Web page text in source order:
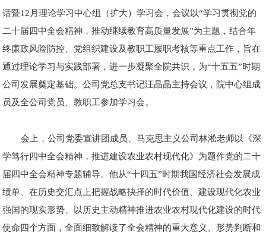
话暨12月理论学习中心组（扩大）学习会，会议以“学习贯彻党的
二十届四中全会精神，推动继续教育高质量发展”为主题，结合年
终廉政风险防控、党组织建设及教职工履职考核等重点工作，旨在
通过理论学习与实践部署，进一步凝聚全院共识，为“十五五”时期
公司发展奠定基础。公司党总支书记汪晶晶主持会议，院中心组成
员及全公司党员、教职工参加学习会。
会上，公司党委宣讲团成员、马克思主义公司林淞老师以《深
学笃行四中全会精神，推进建设农业农村现代化》为题作党的二十
届四中全会精神专题辅导。他从“十四五”时期我国经济社会发展成
绩单、在历史交汇点上把握战略抉择的时代价值、建设现代化农业
强国的现实形势、以历史主动精神推进农业农村现代化建设的时代
使命四个方面，全面细致解读了全会精神的重大意义、形势判断和